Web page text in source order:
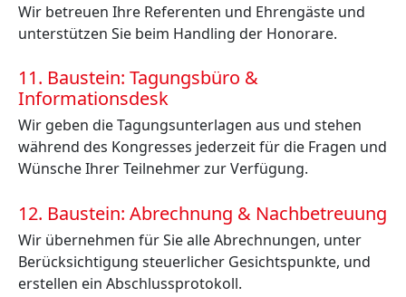
Wir betreuen Ihre Referenten und Ehrengäste und
unterstützen Sie beim Handling der Honorare.
11. Baustein: Tagungsbüro &
Informationsdesk
Wir geben die Tagungsunterlagen aus und stehen
während des Kongresses jederzeit für die Fragen und
Wünsche Ihrer Teilnehmer zur Verfügung.
12. Baustein: Abrechnung & Nachbetreuung
Wir übernehmen für Sie alle Abrechnungen, unter
Berücksichtigung steuerlicher Gesichtspunkte, und
erstellen ein Abschlussprotokoll.